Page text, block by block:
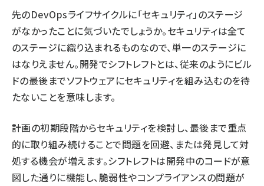
先のDevOpsライフサイクルに「セキュリティ」のステージ
がなかったことに気づいたでしょうか。セキュリティは全て
のステージに織り込まれるものなので、単一のステージに
はなりえません。開発でシフトレフトとは、従来のようにビル
ドの最後までソフトウェアにセキュリティを組み込むのを待
たないことを意味します。
計画の初期段階からセキュリティを検討し、最後まで重点
的に取り組み続けることで問題を回避、または発見して対
処する機会が増えます。シフトレフトは開発中のコードが意
図した通りに機能し、脆弱性やコンプライアンスの問題が